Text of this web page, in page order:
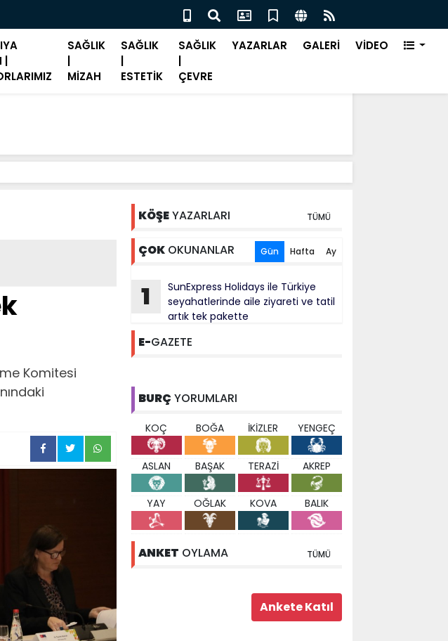
Merz: "Hastalık nedeniyle işe devamsızlık önemli bir sorun"
SAĞLIK
MİZAH
SAĞLIK
ESTETİK
SAĞLIK
ÇEVRE
YAZARLAR GALERİ VİDEO
Komitesi
KÖŞEYAZARLARI TÜMÜ
ÇOKOKUNANLAR Gün Hafta Ay
1
SunExpress Holidays ile Türkiye
seyahatlerinde aile ziyareti ve tatil
artık tek pakette
E-GAZETE
BURÇ YORUMLARI
KOÇ BOĞA İKİZLER YENGEÇ
ASLAN BAŞAK TERAZİ AKREP
YAY OĞLAK KOVA BALIK
ANKET OYLAMA TÜMÜ